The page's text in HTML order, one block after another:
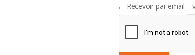
Recevoir par email